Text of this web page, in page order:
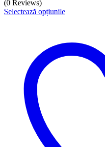
(0 Reviews)
Selectează opțiunile